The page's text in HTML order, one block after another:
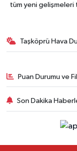
tüm yeni gelişmeleri
Taşköprü Hava
Puan Durumu ve
Son Dakika